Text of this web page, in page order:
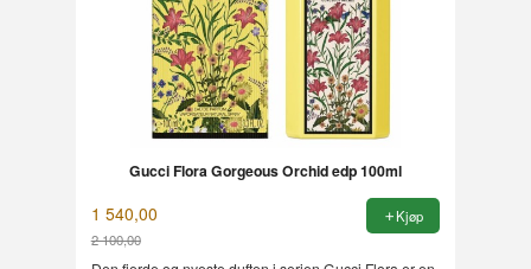
Gucci Flora Gorgeous Orchid edp 100ml
1 540,00
2 100,00
Rabatt
Kjøp